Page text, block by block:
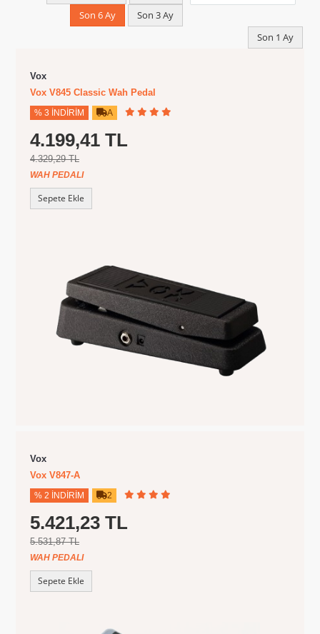
Son 6 Ay
Son 3 Ay
Son 1 Ay
Vox
Vox V845 Classic Wah Pedal
% 3 İNDIRIM A
4.199,41 TL
4.329,29 TL
WAH PEDALI
Sepete Ekle
Vox
Vox V847-A
% 2 İNDIRIM 2
5.421,23 TL
5.531,87 TL
WAH PEDALI
Sepete Ekle